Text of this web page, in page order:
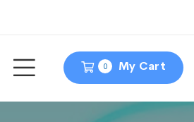
0 My Cart